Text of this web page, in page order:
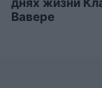
днях жизни
Вавере